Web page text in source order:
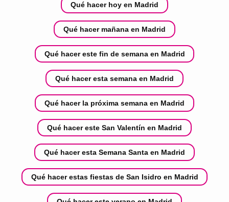
Qué hacer hoy en Madrid
Qué hacer mañana en Madrid
Qué hacer este fin de semana en Madrid
Qué hacer esta semana en Madrid
Qué hacer la próxima semana en Madrid
Qué hacer este San Valentín en Madrid
Qué hacer esta Semana Santa en Madrid
Qué hacer estas fiestas de San Isidro en Madrid